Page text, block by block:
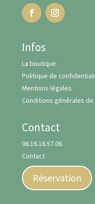
Infos
La boutique
Politique de
Mentions légales
Conditions générales
Contact
06.16.16.57.06
Contact
Réservation